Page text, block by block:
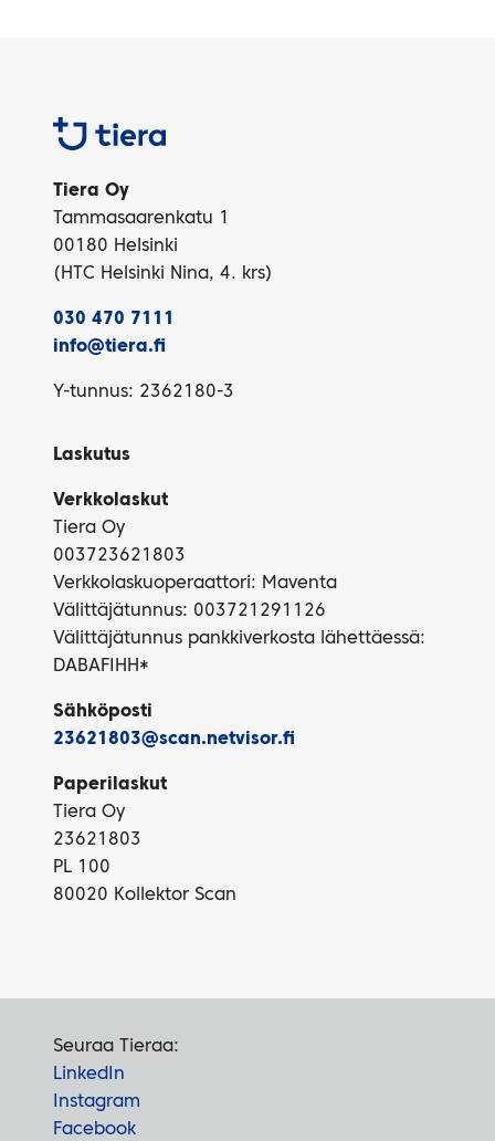
Tiera
Tiera Oy
Tammasaarenkatu 1
00180 Helsinki
(HTC Helsinki Nina, 4. krs)
030 470 7111
info@tiera.fi
Y-tunnus: 2362180-3
Laskutus
Verkkolaskut
Tiera Oy
003723621803
Verkkolaskuoperaattori: Maventa
Välittäjätunnus: 003721291126
Välittäjätunnus pankkiverkosta lähettäessä:
DABAFIHH*
Sähköposti
23621803@scan.netvisor.fi
Paperilaskut
Tiera Oy
23621803
PL 100
80020 Kollektor Scan
Seuraa Tieraa:
LinkedIn
Instagram
Facebook